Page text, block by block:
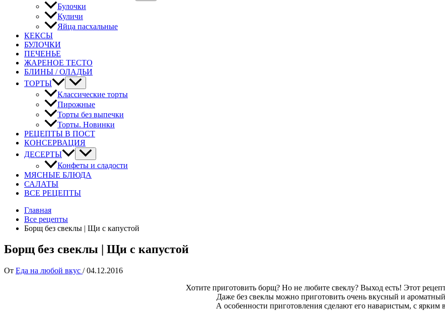
Булочки
Куличи
Яйца пасхальные
КЕКСЫ
БУЛОЧКИ
ПЕЧЕНЬЕ
ЖАРЕНОЕ ТЕСТО
БЛИНЫ / ОЛАДЬИ
ТОРТЫ
Классические торты
Пирожные
Торты без выпечки
Торты. Новинки
РЕЦЕПТЫ В ПОСТ
КОНСЕРВАЦИЯ
ДЕСЕРТЫ
Конфеты и сладости
МЯСНЫЕ БЛЮДА
САЛАТЫ
ВСЕ РЕЦЕПТЫ
Главная
Все рецепты
Борщ без свеклы | Щи с капустой
Борщ без свеклы | Щи с капустой
От Еда на любой вкус /04.12.2016
Хотите приготовить борщ? Но не любите свеклу? Выход есть! Этот
Даже без свеклы можно приготовить очень вкусный и
А особенности приготовления сделают его наваристым, с ярким